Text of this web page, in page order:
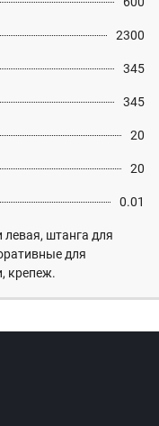
2300
345
345
20
20
0.01
штанга для
для
крепеж.